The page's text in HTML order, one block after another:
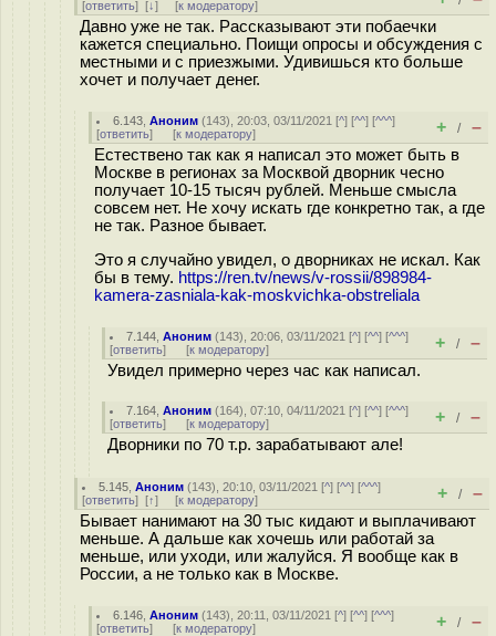
[ответить] [↓] [к модератору]
Давно уже не так. Рассказывают эти побаечки
кажется специально. Поищи опросы и обсуждения с
местными и с приезжыми. Удивишься кто больше
хочет и получает денег.
6.143 ,Аноним (143), 20:03, 03/11/2021 [^] [^^] [^^^]
[ответить] [к модератору] + / –
Естествено так как я написал это может быть в
Москве в регионах за Москвой дворник чесно
получает 10-15 тысяч рублей. Меньше смысла
совсем нет. Не хочу искать где конкретно так, а где
не так. Разное бывает.
Это я случайно увидел, о дворниках не искал. Как
бы в тему. https://ren.tv/news/v-rossii/898984-
kamera-zasniala-kak-moskvichka-obstreliala
7.144 ,Аноним (143), 20:06, 03/11/2021 [^] [^^] [^^^]
[ответить] [к модератору] + / –
Увидел примерно через час как написал.
7.164 ,Аноним (164), 07:10, 04/11/2021 [^] [^^] [^^^]
[ответить] [к модератору] + / –
Дворники по 70 т.р. зарабатывают але!
5.145 ,Аноним (143), 20:10, 03/11/2021 [^] [^^] [^^^]
[ответить] [↑] [к модератору] + / –
Бывает нанимают на 30 тыс кидают и выплачивают
меньше. А дальше как хочешь или работай за
меньше, или уходи, или жалуйся. Я вообще как в
России, а не только как в Москве.
6.146 ,Аноним (143), 20:11, 03/11/2021 [^] [^^] [^^^]
[ответить] [к модератору] + / –